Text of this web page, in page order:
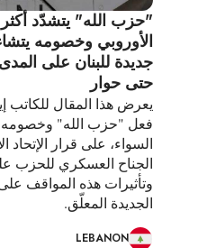
"حزب الله" يتشدّد أكثر
الأوروبي وخصومه
جديدة للبنان على
حتى حوار
يعرض هذا المقال للكاتب
فعل "حزب الله" وخصومه
السواء، على قرار الإتحاد
الجناح العسكري للحزب
وتأثيرات هذه المواقف
الجديدة المعلّق.
LEBANON